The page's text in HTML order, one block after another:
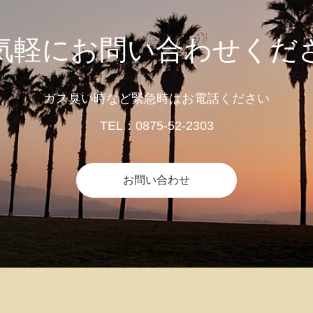
軽にお問い合わせくだ
ガス臭い時など緊急時はお電話ください
TEL：0875-52-2303
お問い合わせ